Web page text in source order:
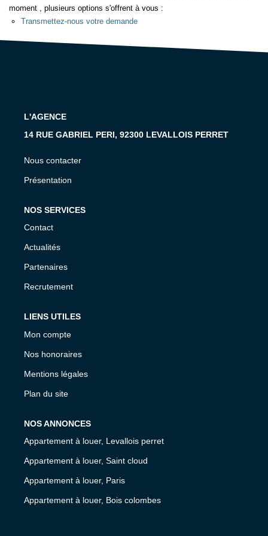
moment , plusieurs options s'offrent à vous :
Transmettez-nous votre demande
L'AGENCE
14 RUE GABRIEL PERI, 92300 LEVALLOIS PERRET
Nous contacter
Présentation
NOS SERVICES
Contact
Actualités
Partenaires
Recrutement
LIENS UTILES
Mon compte
Nos honoraires
Mentions légales
Plan du site
NOS ANNONCES
Appartement à louer, Levallois perret
Appartement à louer, Saint cloud
Appartement à louer, Paris
Appartement à louer, Bois colombes